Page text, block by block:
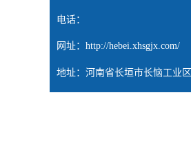
电话：
网址： http://hebei.xhsgjx.com/
地址：河南省长垣市长恼工业区